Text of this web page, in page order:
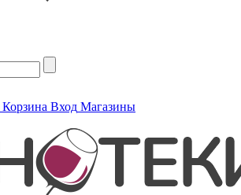
Корзина Вход Магазины